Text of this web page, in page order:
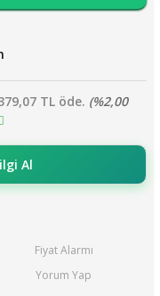
TL öde. (%2,00
Al
Fiyat Alarmı
Yorum Yap